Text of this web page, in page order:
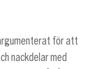
för att
nackdelar med